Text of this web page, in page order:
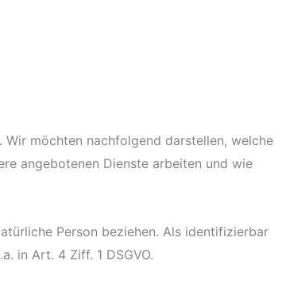
möchten nachfolgend darstellen, welche
angebotenen Dienste arbeiten und wie
Person beziehen. Als identifizierbar
in Art. 4 Ziff. 1 DSGVO.